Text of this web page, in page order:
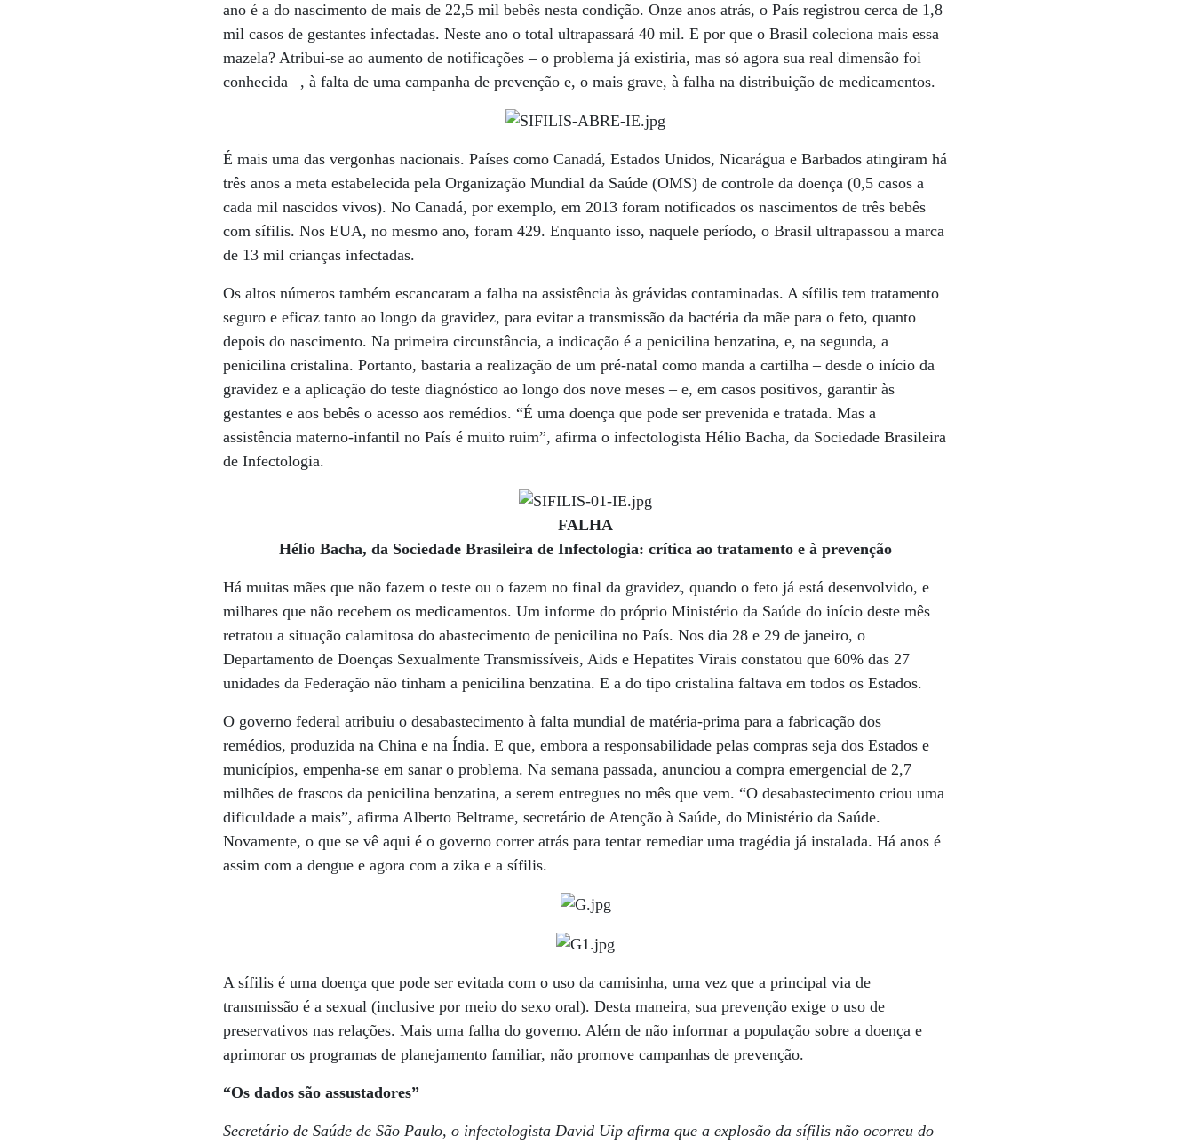
ano é a do nascimento de mais de 22,5 mil bebês nesta condição. Onze anos atrás, o País registrou cerca de 1,8
mil casos de gestantes infectadas. Neste ano o total ultrapassará 40 mil. E por que o Brasil coleciona mais essa
mazela? Atribui-se ao aumento de notificações – o problema já existiria, mas só agora sua real dimensão foi
conhecida –, à falta de uma campanha de prevenção e, o mais grave, à falha na distribuição de medicamentos.
É mais uma das vergonhas nacionais. Países como Canadá, Estados Unidos, Nicarágua e Barbados atingiram há
três anos a meta estabelecida pela Organização Mundial da Saúde (OMS) de controle da doença (0,5 casos a
cada mil nascidos vivos). No Canadá, por exemplo, em 2013 foram notificados os nascimentos de três bebês
com sífilis. Nos EUA, no mesmo ano, foram 429. Enquanto isso, naquele período, o Brasil ultrapassou a marca
de 13 mil crianças infectadas.
Os altos números também escancaram a falha na assistência às grávidas contaminadas. A sífilis tem tratamento
seguro e eficaz tanto ao longo da gravidez, para evitar a transmissão da bactéria da mãe para o feto, quanto
depois do nascimento. Na primeira circunstância, a indicação é a penicilina benzatina, e, na segunda, a
penicilina cristalina. Portanto, bastaria a realização de um pré-natal como manda a cartilha – desde o início da
gravidez e a aplicação do teste diagnóstico ao longo dos nove meses – e, em casos positivos, garantir às
gestantes e aos bebês o acesso aos remédios. “É uma doença que pode ser prevenida e tratada. Mas a
assistência materno-infantil no País é muito ruim”, afirma o infectologista Hélio Bacha, da Sociedade Brasileira
de Infectologia.
FALHA
Hélio Bacha, da Sociedade Brasileira de Infectologia: crítica ao tratamento e à prevenção
Há muitas mães que não fazem o teste ou o fazem no final da gravidez, quando o feto já está desenvolvido, e
milhares que não recebem os medicamentos. Um informe do próprio Ministério da Saúde do início deste mês
retratou a situação calamitosa do abastecimento de penicilina no País. Nos dia 28 e 29 de janeiro, o
Departamento de Doenças Sexualmente Transmissíveis, Aids e Hepatites Virais constatou que 60% das 27
unidades da Federação não tinham a penicilina benzatina. E a do tipo cristalina faltava em todos os Estados.
O governo federal atribuiu o desabastecimento à falta mundial de matéria-prima para a fabricação dos
remédios, produzida na China e na Índia. E que, embora a responsabilidade pelas compras seja dos Estados e
municípios, empenha-se em sanar o problema. Na semana passada, anunciou a compra emergencial de 2,7
milhões de frascos da penicilina benzatina, a serem entregues no mês que vem. “O desabastecimento criou uma
dificuldade a mais”, afirma Alberto Beltrame, secretário de Atenção à Saúde, do Ministério da Saúde.
Novamente, o que se vê aqui é o governo correr atrás para tentar remediar uma tragédia já instalada. Há anos é
assim com a dengue e agora com a zika e a sífilis.
A sífilis é uma doença que pode ser evitada com o uso da camisinha, uma vez que a principal via de
transmissão é a sexual (inclusive por meio do sexo oral). Desta maneira, sua prevenção exige o uso de
preservativos nas relações. Mais uma falha do governo. Além de não informar a população sobre a doença e
aprimorar os programas de planejamento familiar, não promove campanhas de prevenção.
“Os dados são assustadores”
Secretário de Saúde de São Paulo, o infectologista David Uip afirma que a explosão da sífilis não ocorreu do